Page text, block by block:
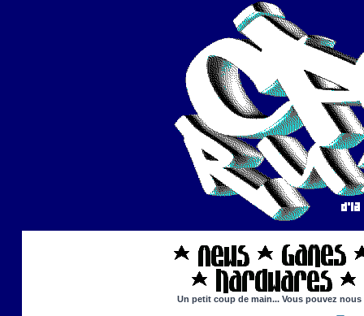
Un petit coup de main... Vous pouvez